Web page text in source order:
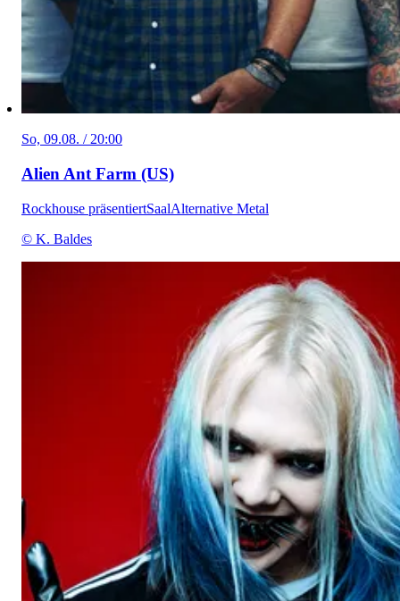
So, 09.08. / 20:00
Alien Ant Farm (US)
Rockhouse präsentiertSaalAlternative Metal
© K. Baldes